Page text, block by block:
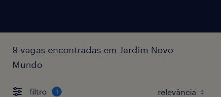
9 vagas encontradas em Jardim Novo
Mundo
filtro 1